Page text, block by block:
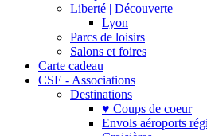
Liberté | Découverte
Lyon
Parcs de loisirs
Salons et foires
Carte cadeau
CSE - Associations
Destinations
♥ Coups de coeur
Envols aéroports